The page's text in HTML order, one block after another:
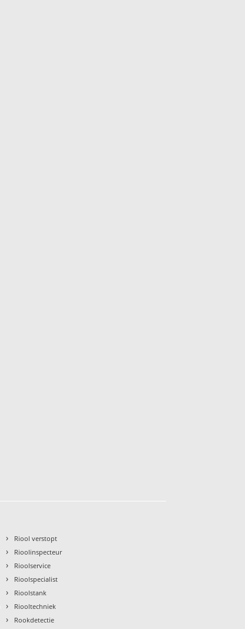
› Riool verstopt
› Rioolinspecteur
› Rioolservice
› Rioolspecialist
› Rioolstank
› Riooltechniek
› Rookdetectie